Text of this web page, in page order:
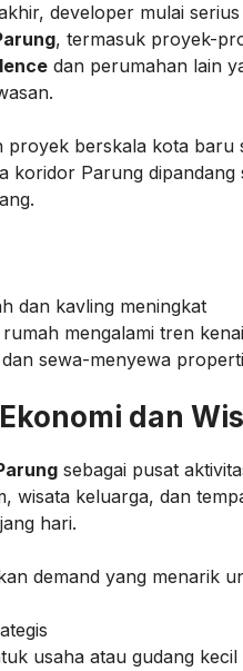
developer mulai
, termasuk proyek-
dan perumahan lain
proyek berskala kota baru
koridor Parung
dan kavling meningkat
mengalami tren
sewa-menyewa
dan
sebagai pusat
wisata keluarga, dan
hari.
demand yang menarik
usaha atau gudang kecil